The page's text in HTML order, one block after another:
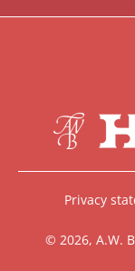
Wie is Wie?
Heartbeat
Contactinformatie
Voor de
Manuscripten
Privacy
© 2026, A.W.